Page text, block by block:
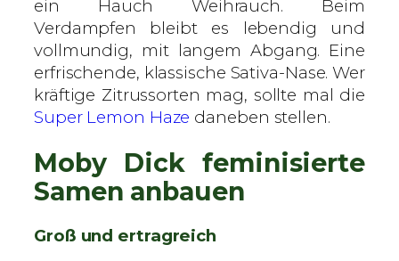
ein Hauch Weihrauch. Beim
Verdampfen bleibt es lebendig und
vollmundig, mit langem Abgang. Eine
erfrischende, klassische Sativa-Nase. Wer
kräftige Zitrussorten mag, sollte mal die
Super Lemon Haze daneben stellen.
Moby Dick feminisierte
Samen anbauen
Groß und ertragreich